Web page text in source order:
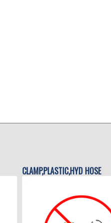
CLAMP,PLASTIC,HYD HOSE